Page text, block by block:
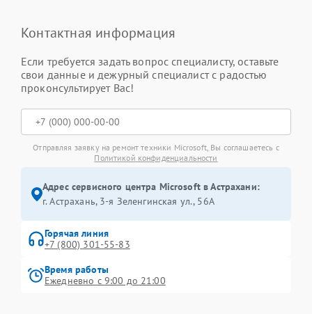
Контактная информация
Если требуется задать вопрос специалисту, оставьте
свои данные и дежурный специалист с радостью
проконсультирует Вас!
Отправляя заявку на ремонт техники Microsoft, Вы соглашаетесь с
Политикой конфиденциальности
Адрес сервисного центра Microsoft в Астрахани:
г. Астрахань, 3-я Зеленгинская ул., 56А
Горячая линия
+7 (800) 301-55-83
Время работы
Ежедневно с 9:00 до 21:00